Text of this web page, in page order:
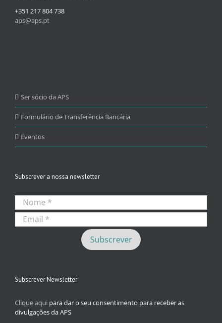
+351 217 804 738
aps@aps.pt
Ser sócio da APS
Formulário de Transferência Bancária
Eventos
Subscrever a nossa newsletter
Subscrever Newsletter
Clique aqui para dar o seu consentimento para receber as
divulgações da APS